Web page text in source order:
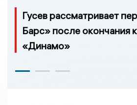
Гусев рассматривает
Барс» после окончания
«Динамо»